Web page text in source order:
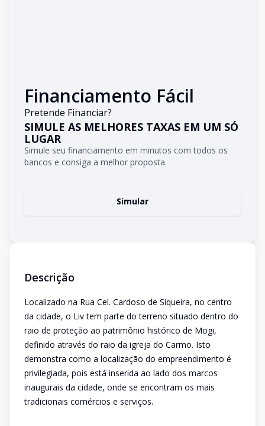
Financiamento Fácil
Pretende Financiar?
SIMULE AS MELHORES TAXAS EM UM SÓ
LUGAR
Simule seu financiamento em minutos com todos os
bancos e consiga a melhor proposta.
Simular
Descrição
Localizado na Rua Cel. Cardoso de Siqueira, no centro
da cidade, o Liv tem parte do terreno situado dentro do
raio de proteção ao patrimônio histórico de Mogi,
definido através do raio da igreja do Carmo. Isto
demonstra como a localização do empreendimento é
privilegiada, pois está inserida ao lado dos marcos
inaugurais da cidade, onde se encontram os mais
tradicionais comércios e serviços.